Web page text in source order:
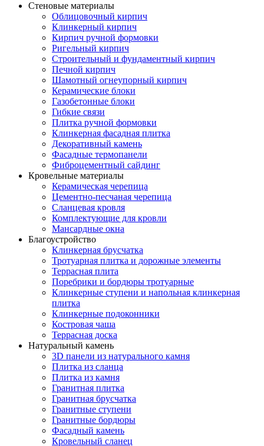
Стеновые материалы
Облицовочный кирпич
Клинкерный кирпич
Кирпич ручной формовки
Ригельный кирпич
Строительный и фундаментный кирпич
Печной кирпич
Шамотный огнеупорный кирпич
Керамические блоки
Газобетонные блоки
Гибкие связи
Плитка ручной формовки
Клинкерная фасадная плитка
Декоративный камень
Фасадные термопанели
Фиброцементный сайдинг
Кровельные материалы
Керамическая черепица
Цементно-песчаная черепица
Сланцевая кровля
Комплектующие для кровли
Мансардные окна
Благоустройство
Клинкерная брусчатка
Тротуарная плитка и дорожные элементы
Террасная плита
Поребрики и бордюры тротуарные
Клинкерные ступени и напольная клинкерная
плитка
Клинкерные подоконники
Костровая чаша
Террасная доска
Натуральный камень
3D панели из натурального камня
Плитка из сланца
Плитка из камня
Гранитная плитка
Гранитная брусчатка
Гранитные ступени
Гранитные бордюры
Фасадный камень
Кровельный сланец